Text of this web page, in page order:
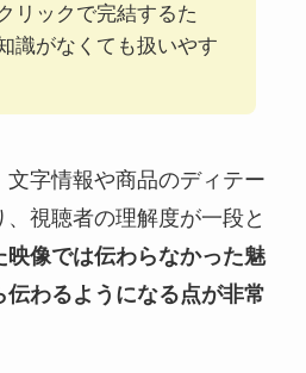
リックで完結するた
識がなくても扱いやす
字情報や商品のディテー
視聴者の理解度が一段と
映像では伝わらなかった魅
わるようになる点が非常